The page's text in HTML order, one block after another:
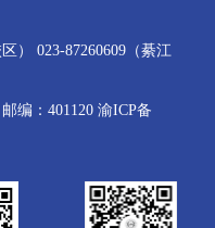
） 023-87260609（綦江
编：401120 渝ICP备